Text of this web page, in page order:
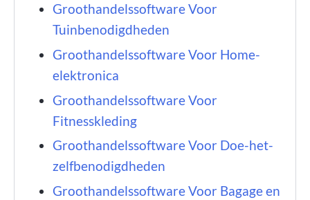
Groothandelssoftware Voor
Tuinbenodigdheden
Groothandelssoftware Voor Home-
elektronica
Groothandelssoftware Voor
Fitnesskleding
Groothandelssoftware Voor Doe-het-
zelfbenodigdheden
Groothandelssoftware Voor Bagage en